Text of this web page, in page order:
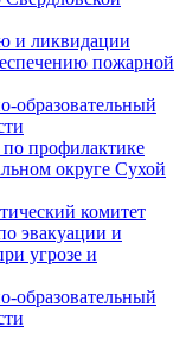
и ликвидации
пожарной
образовательный
профилактике
округе Сухой
комитет
эвакуации и
угрозе и
образовательный